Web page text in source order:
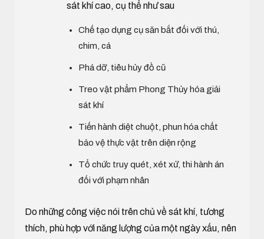
sát khí cao, cụ thể như sau
Chế tạo dụng cụ săn bắt đối với thú,
chim, cá
Phá dỡ, tiêu hủy đồ cũ
Treo vật phẩm Phong Thủy hóa giải
sát khí
Tiến hành diệt chuột, phun hóa chất
bảo vệ thực vật trên diện rộng
Tổ chức truy quét, xét xử, thi hành án
đối với phạm nhân
Do những công việc nói trên chủ về sát khí, tương
thích, phù hợp với năng lượng của một ngày xấu, nên